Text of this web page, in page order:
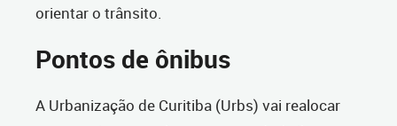
orientar o trânsito.
Pontos de ônibus
A Urbanização de Curitiba (Urbs) vai realocar